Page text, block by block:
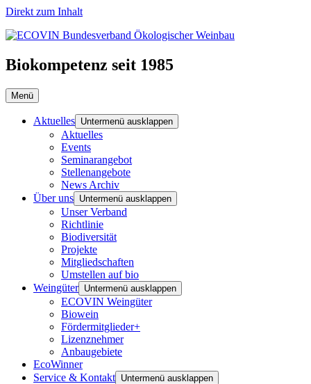
Direkt zum Inhalt
Biokompetenz seit 1985
Menü
Aktuelles Untermenü ausklappen
Aktuelles
Events
Seminarangebot
Stellenangebote
News Archiv
Über uns Untermenü ausklappen
Unser Verband
Richtlinie
Biodiversität
Projekte
Mitgliedschaften
Umstellen auf bio
Weingüter Untermenü ausklappen
ECOVIN Weingüter
Biowein
Fördermitglieder+
Lizenznehmer
Anbaugebiete
EcoWinner
Service & Kontakt Untermenü ausklappen